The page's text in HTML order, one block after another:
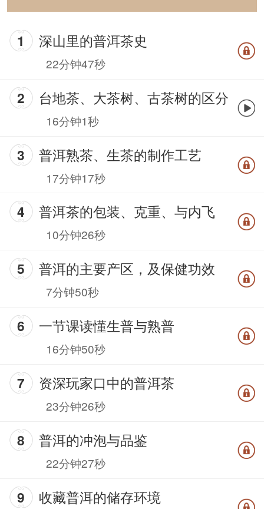
深山里的普洱茶史
22分钟47秒
台地茶、大茶树、古茶树的区分
16分钟1秒
普洱熟茶、生茶的制作工艺
17分钟17秒
普洱茶的包装、克重、与内飞
10分钟26秒
普洱的主要产区，及保健功效
7分钟50秒
一节课读懂生普与熟普
16分钟50秒
资深玩家口中的普洱茶
23分钟26秒
普洱的冲泡与品鉴
22分钟27秒
收藏普洱的储存环境